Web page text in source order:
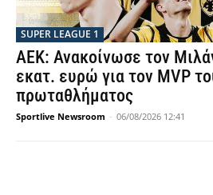
SUPER LEAGUE 1
ΑΕΚ: Ανακοίνωσε τον
εκατ. ευρώ για τον MVP
πρωταθλήματος
Sportlive Newsroom - 06/08/2026 12:41